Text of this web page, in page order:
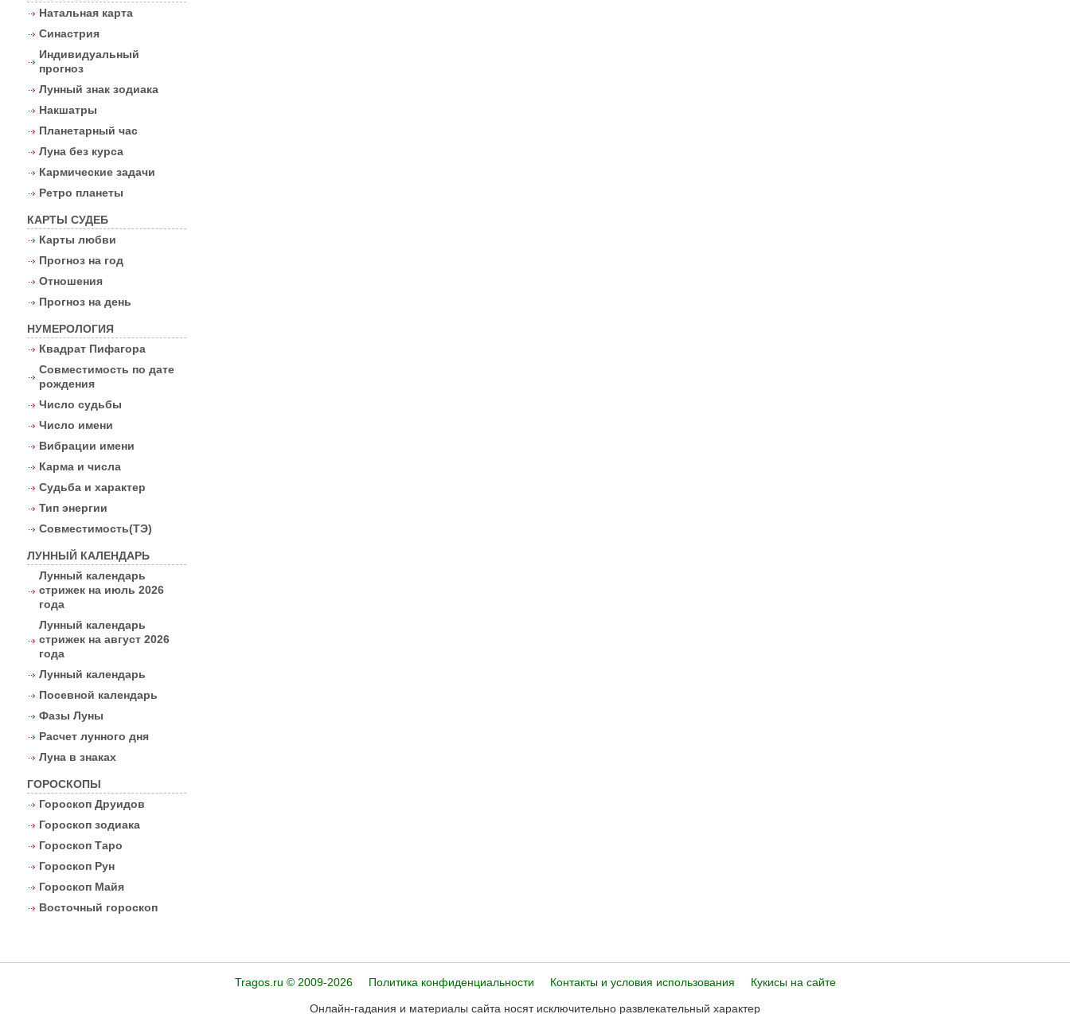
Натальная карта
Синастрия
Индивидуальный
прогноз
Лунный знак зодиака
Накшатры
Планетарный час
Луна без курса
Кармические задачи
Ретро планеты
КАРТЫ СУДЕБ
Карты любви
Прогноз на год
Отношения
Прогноз на день
НУМЕРОЛОГИЯ
Квадрат Пифагора
Совместимость по дате
рождения
Число судьбы
Число имени
Вибрации имени
Карма и числа
Судьба и характер
Тип энергии
Совместимость(ТЭ)
ЛУННЫЙ КАЛЕНДАРЬ
Лунный календарь
стрижек на июль 2026
года
Лунный календарь
стрижек на август 2026
года
Лунный календарь
Посевной календарь
Фазы Луны
Расчет лунного дня
Луна в знаках
ГОРОСКОПЫ
Гороскоп Друидов
Гороскоп зодиака
Гороскоп Таро
Гороскоп Рун
Гороскоп Майя
Восточный гороскоп
Tragos.ru © 2009-2026 Политика конфиденциальности Контакты и условия использования Кукисы на сайте
Онлайн-гадания и материалы сайта носят исключительно развлекательный характер